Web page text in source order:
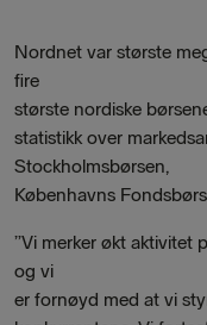
Nordnet var største
fire
største nordiske
statistikk over
Stockholmsbørsen,
Københavns
”Vi merker økt aktivitet
og vi
er fornøyd med at vi